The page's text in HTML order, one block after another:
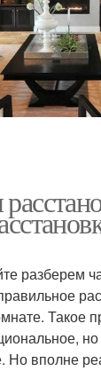
разберем
Такое
Но вполне